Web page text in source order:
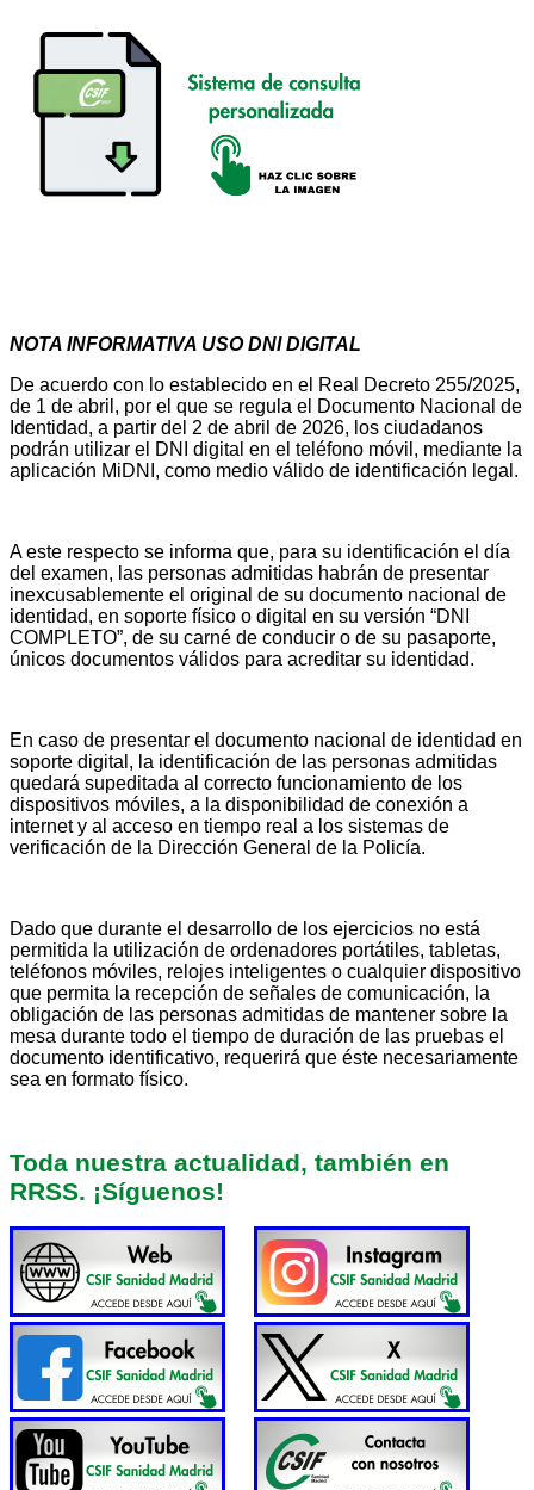
NOTA INFORMATIVA USO DNI DIGITAL
De acuerdo con lo establecido en el Real Decreto 255/2025,
de 1 de abril, por el que se regula el Documento Nacional de
Identidad, a partir del 2 de abril de 2026, los ciudadanos
podrán utilizar el DNI digital en el teléfono móvil, mediante la
aplicación MiDNI, como medio válido de identificación legal.
A este respecto se informa que, para su identificación el día
del examen, las personas admitidas habrán de presentar
inexcusablemente el original de su documento nacional de
identidad, en soporte físico o digital en su versión “DNI
COMPLETO”, de su carné de conducir o de su pasaporte,
únicos documentos válidos para acreditar su identidad.
En caso de presentar el documento nacional de identidad en
soporte digital, la identificación de las personas admitidas
quedará supeditada al correcto funcionamiento de los
dispositivos móviles, a la disponibilidad de conexión a
internet y al acceso en tiempo real a los sistemas de
verificación de la Dirección General de la Policía.
Dado que durante el desarrollo de los ejercicios no está
permitida la utilización de ordenadores portátiles, tabletas,
teléfonos móviles, relojes inteligentes o cualquier dispositivo
que permita la recepción de señales de comunicación, la
obligación de las personas admitidas de mantener sobre la
mesa durante todo el tiempo de duración de las pruebas el
documento identificativo, requerirá que éste necesariamente
sea en formato físico.
Toda nuestra actualidad, también en
RRSS. ¡Síguenos!